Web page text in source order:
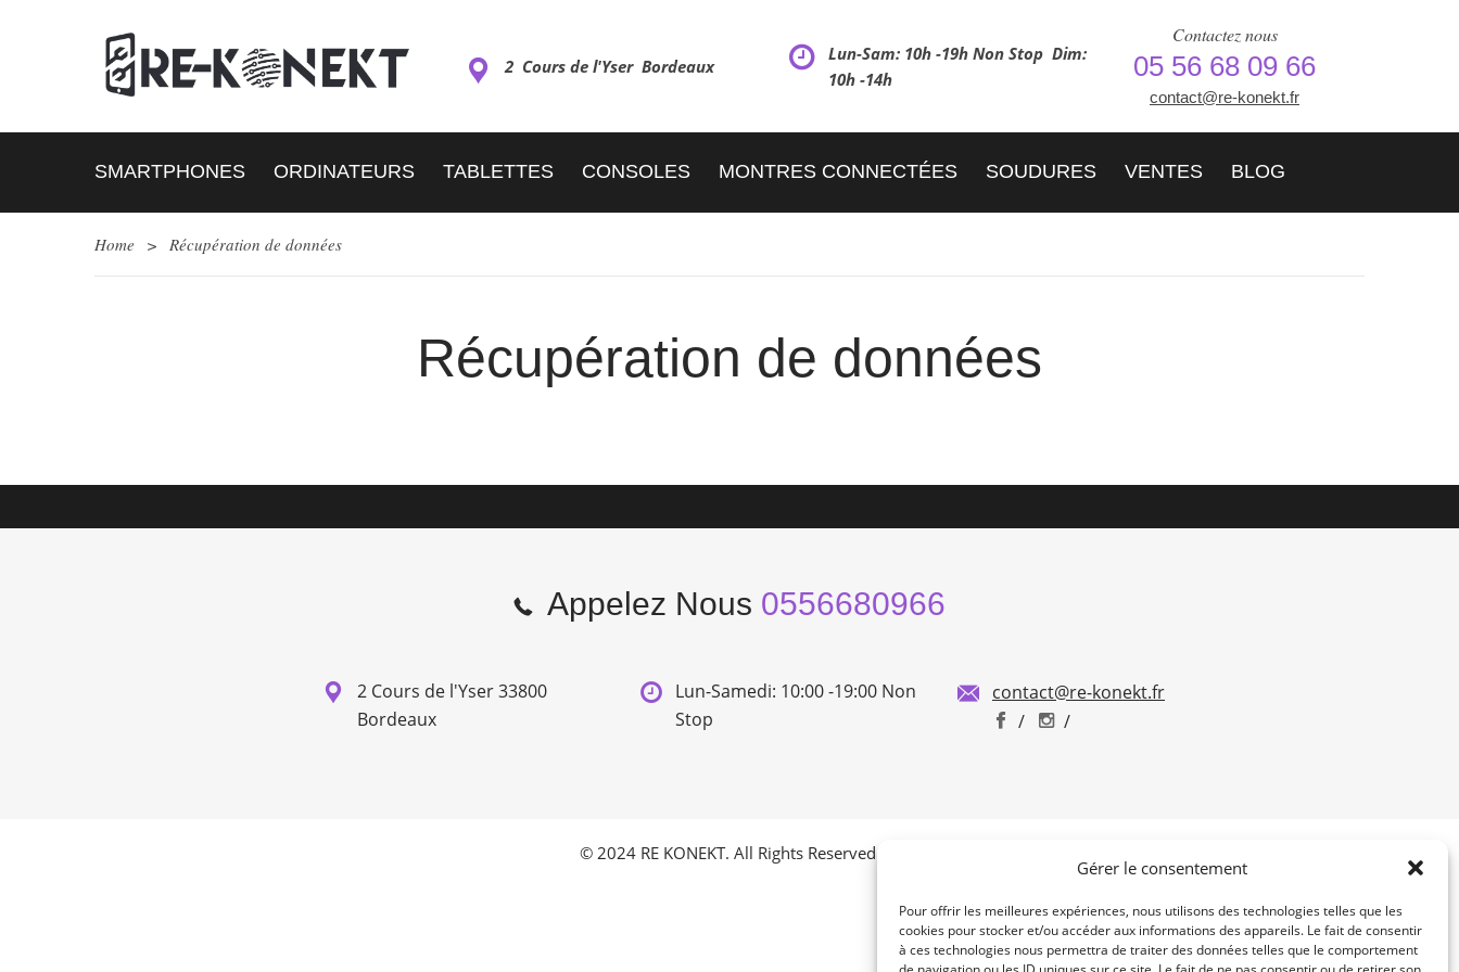
Gérer le consentement
Pour offrir les meilleures expériences, nous utilisons des technologies telles que les
cookies pour stocker et/ou accéder aux informations des appareils. Le fait de consentir
à ces technologies nous permettra de traiter des données telles que le comportement
2 Cours de l'Yser Bordeaux
Lun-Sam: 10h -19h Non Stop Dim:
10h -14h
Contactez nous
05 56 68 09 66
contact@re-konekt.fr
SMARTPHONES ORDINATEURS TABLETTES CONSOLES MONTRES CONNECTÉES SOUDURES VENTES BLOG
Home > Récupération de données
Récupération de données
Appelez Nous 0556680966
2 Cours de l'Yser 33800
Bordeaux
Lun-Samedi: 10:00 -19:00 Non
Stop
contact@re-konekt.fr
/
/
© 2024 RE KONEKT. All Rights Reserved.